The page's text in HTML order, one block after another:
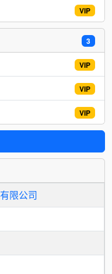
VIP
3
VIP
VIP
VIP
限公司